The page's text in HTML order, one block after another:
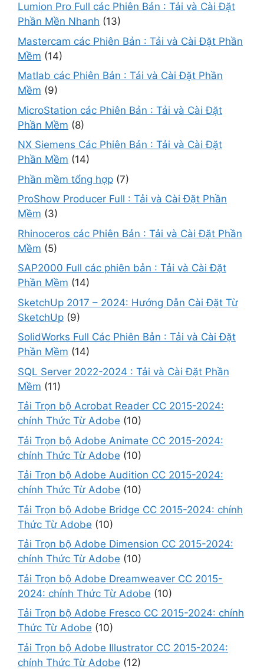
Lumion Pro Full các Phiên Bản : Tải và Cài Đặt
Phần Mền Nhanh (13)
Mastercam các Phiên Bản : Tải và Cài Đặt Phần
Mềm (14)
Matlab các Phiên Bản : Tải và Cài Đặt Phần
Mềm (9)
MicroStation các Phiên Bản : Tải và Cài Đặt
Phần Mềm (8)
NX Siemens Các Phiên Bản : Tải và Cài Đặt
Phần Mềm (14)
Phần mềm tổng hợp (7)
ProShow Producer Full : Tải và Cài Đặt Phần
Mềm (3)
Rhinoceros các Phiên Bản : Tải và Cài Đặt Phần
Mềm (5)
SAP2000 Full các phiên bản : Tải và Cài Đặt
Phần Mềm (14)
SketchUp 2017 – 2024: Hướng Dẫn Cài Đặt Từ
SketchUp (9)
SolidWorks Full Các Phiên Bản : Tải và Cài Đặt
Phần Mềm (14)
SQL Server 2022-2024 : Tải và Cài Đặt Phần
Mềm (11)
Tải Trọn bộ Acrobat Reader CC 2015-2024:
chính Thức Từ Adobe (10)
Tải Trọn bộ Adobe Animate CC 2015-2024:
chính Thức Từ Adobe (10)
Tải Trọn bộ Adobe Audition CC 2015-2024:
chính Thức Từ Adobe (10)
Tải Trọn bộ Adobe Bridge CC 2015-2024: chính
Thức Từ Adobe (10)
Tải Trọn bộ Adobe Dimension CC 2015-2024:
chính Thức Từ Adobe (10)
Tải Trọn bộ Adobe Dreamweaver CC 2015-
2024: chính Thức Từ Adobe (10)
Tải Trọn bộ Adobe Fresco CC 2015-2024: chính
Thức Từ Adobe (10)
Tải Trọn bộ Adobe Illustrator CC 2015-2024:
chính Thức Từ Adobe (12)